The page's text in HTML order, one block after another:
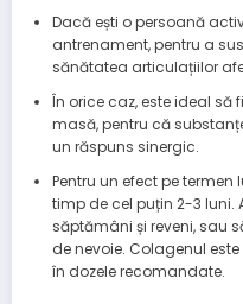
Dacă ești o persoană
antrenament, pentru a
sănătatea articulațiilor
În orice caz, este ideal
masă, pentru că
un răspuns sinergic.
Pentru un efect pe
timp de cel puțin 2-3 luni.
săptămâni și reveni, sau
de nevoie. Colagenul
în dozele recomandate.